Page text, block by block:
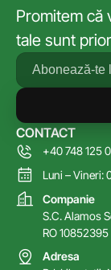
Promitem
tale sunt
CONTACT
+40 748 125
Luni – Vineri:
Companie
S.C. Alamos
RO 10852395
Adresa